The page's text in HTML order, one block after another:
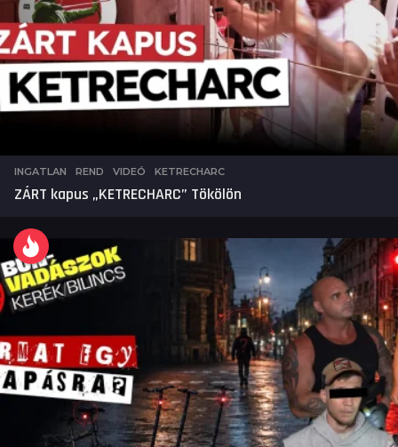
INGATLAN ,REND ,VIDEÓ KETRECHARC
ZÁRT kapus „KETRECHARC” Tökölön